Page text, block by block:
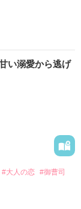
い溺愛から逃げ
#大人の恋 #御曹司